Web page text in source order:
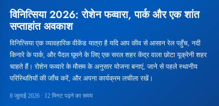
विनित्सिया 2026: रोशेन फव्वारा, पार्क और एक शांत
सप्ताहांत अवकाश
विनित्सिया एक व्यावहारिक वीकेंड यात्रा है यदि आप कीव से आसान रेल पहुँच, नदी
किनारे के पार्क, और पैदल घूमने के लिए एक सरल शहर केंद्र वाला छोटा यूक्रेनी शहर
चाहते हैं। रोशेन फव्वारे के मौसम के अनुसार योजना बनाएं, जाने से पहले स्थानीय
परिस्थितियों की जाँच करें, और अपना कार्यक्रम लचीला रखें।
8 जुलाई 2026 · 12 मिनट पढ़ने का समय